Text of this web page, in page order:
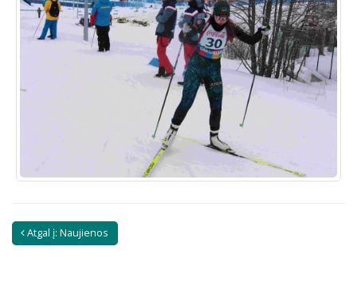
Atgal į: Naujienos